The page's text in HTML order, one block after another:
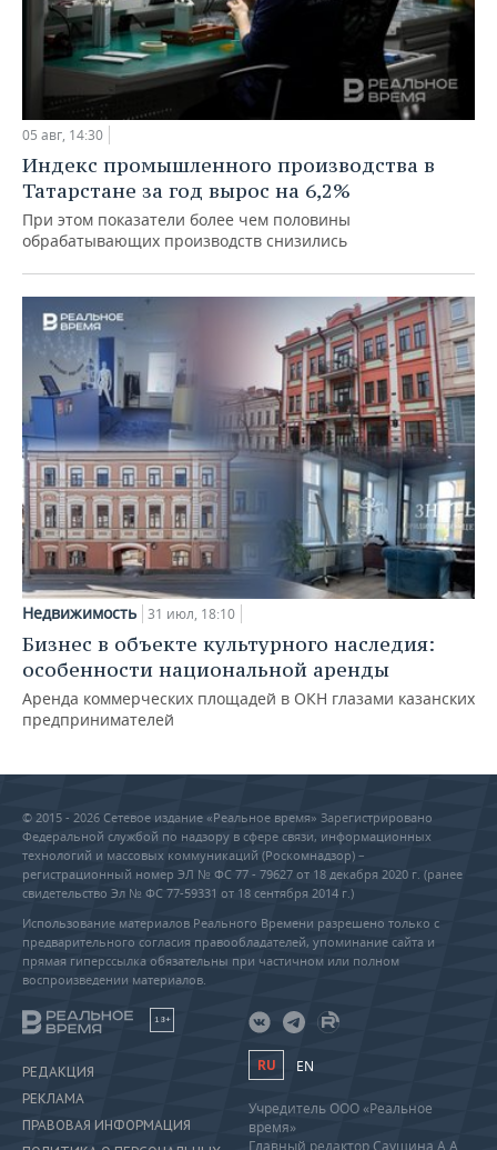
05 авг, 14:30
Индекс промышленного производства в
Татарстане за год вырос на 6,2%
При этом показатели более чем половины
обрабатывающих производств снизились
Недвижимость 31 июл, 18:10
Бизнес в объекте культурного наследия:
особенности национальной аренды
Аренда коммерческих площадей в ОКН глазами казанских
предпринимателей
© 2015 - 2026 Сетевое издание «Реальное время» Зарегистрировано
Федеральной службой по надзору в сфере связи, информационных
технологий и массовых коммуникаций (Роскомнадзор) –
регистрационный номер ЭЛ № ФС 77 - 79627 от 18 декабря 2020 г. (ранее
свидетельство Эл № ФС 77-59331 от 18 сентября 2014 г.)
Использование материалов Реального Времени разрешено только с
предварительного согласия правообладателей, упоминание сайта и
прямая гиперссылка обязательны при частичном или полном
воспроизведении материалов.
18+
РЕДАКЦИЯ
РЕКЛАМА
ПРАВОВАЯ ИНФОРМАЦИЯ
RU EN
Учредитель ООО «Реальное
время»
Главный редактор Саушина А.А.